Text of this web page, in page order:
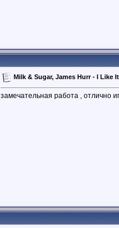
Milk & Sugar, James Hurr - I Like
замечательная работа , отлично